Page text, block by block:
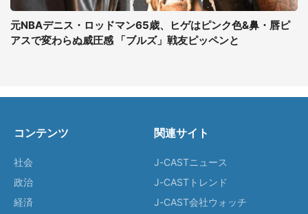
元NBAデニス・ロッドマン65歳、ヒゲはピンク色&鼻・唇ピ
アスで変わらぬ威圧感 「ブルズ」戦友ピッペンと
コンテンツ
社会
政治
経済
関連サイト
J-CASTニュース
J-CASTトレンド
J-CAST会社ウォッチ